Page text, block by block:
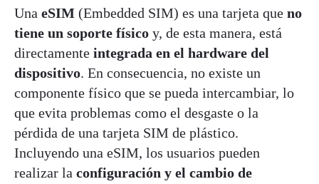
Una eSIM (Embedded SIM) es una tarjeta que no
tiene un soporte físico y, de esta manera, está
directamente integrada en el hardware del
dispositivo. En consecuencia, no existe un
componente físico que se pueda intercambiar, lo
que evita problemas como el desgaste o la
pérdida de una tarjeta SIM de plástico.
Incluyendo una eSIM, los usuarios pueden
realizar la configuración y el cambio de